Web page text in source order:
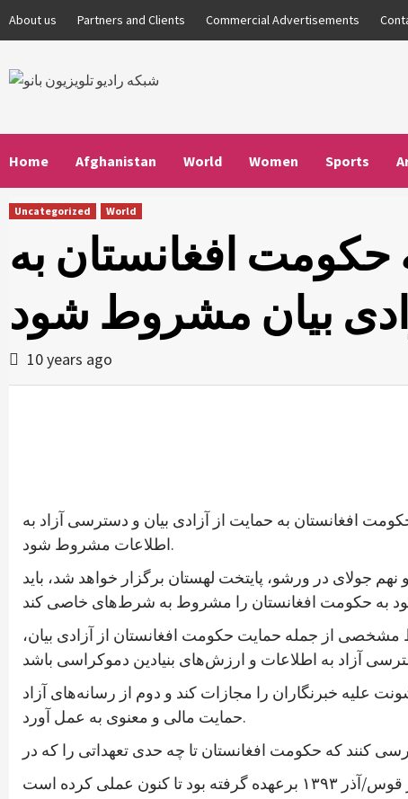
About us Partners and Clients Commercial Advertisements
Home Afghanistan World Women Sports
Uncategorized World
حکومت افغانستان به
بیان مشروط شود
10 years ago
افغانستان به حمایت از آزادی بیان و دسترسی آزاد به
اطلاعات مشروط شود.
جولای در ورشو، پایتخت لهستان برگزار خواهد شد، باید
مشخصی از جمله حمایت حکومت افغانستان از آزادی بیان،
خبرنگاران را مجازات کند و دوم از رسانه‌های آزاد
حمایت مالی و معنوی به عمل آورد.
کنند که حکومت افغانستان تا چه حدی تعهداتی را که در